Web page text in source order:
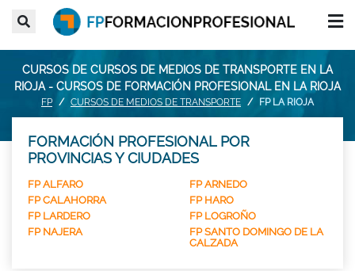
CURSOS DE CURSOS DE MEDIOS DE TRANSPORTE EN LA
RIOJA - CURSOS DE FORMACIÓN PROFESIONAL EN LA RIOJA
FP CURSOS DE MEDIOS DE TRANSPORTE FP LA RIOJA
FORMACIÓN PROFESIONAL POR
PROVINCIAS Y CIUDADES
FP ALFARO
FP ARNEDO
FP CALAHORRA
FP HARO
FP LARDERO
FP LOGROÑO
FP NAJERA
FP SANTO DOMINGO DE LA
CALZADA